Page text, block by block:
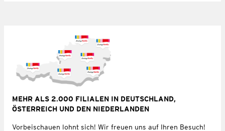
MEHR ALS 2.000 FILIALEN IN DEUTSCHLAND,
ÖSTERREICH UND DEN NIEDERLANDEN
Vorbeischauen lohnt sich! Wir freuen uns auf Ihren Besuch!